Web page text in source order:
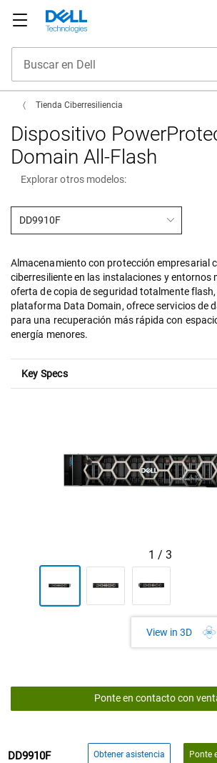
Tienda Ciberresiliencia
View orientado a la izquierda Dell
1 / 3
View in 3D
Dispositivo
Domain All-Flash
Explorar otros modelos:
DD9910F
Almacenamiento con protección empresarial
ciberresiliente en las instalaciones y entornos
oferta de copia de seguridad totalmente
plataforma Data Domain, ofrece servicios de
para una recuperación más rápida con
energía menores. ​
Key Specs
Ponte en contacto con
DD9910F Obtener asistencia Ponte